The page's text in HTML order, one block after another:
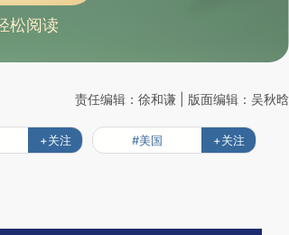
松阅读
责任编辑：徐和谦 | 版面编辑：吴秋晗
+关注 #美国 +关注